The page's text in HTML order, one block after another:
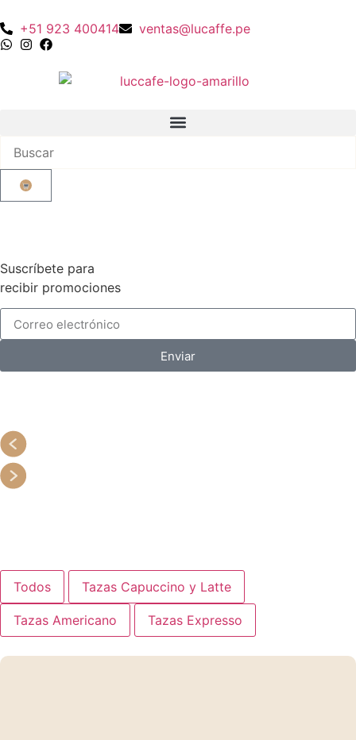
+51 923 400414 ventas@lucaffe.pe
Suscríbete para
recibir promociones
Enviar
Todos Tazas Capuccino y Latte
Tazas Americano Tazas Expresso